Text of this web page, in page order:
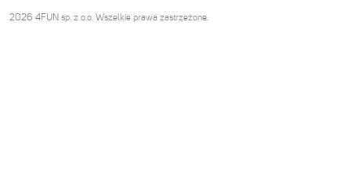
2026 4FUN sp. z o.o. Wszelkie prawa zastrzeżone.